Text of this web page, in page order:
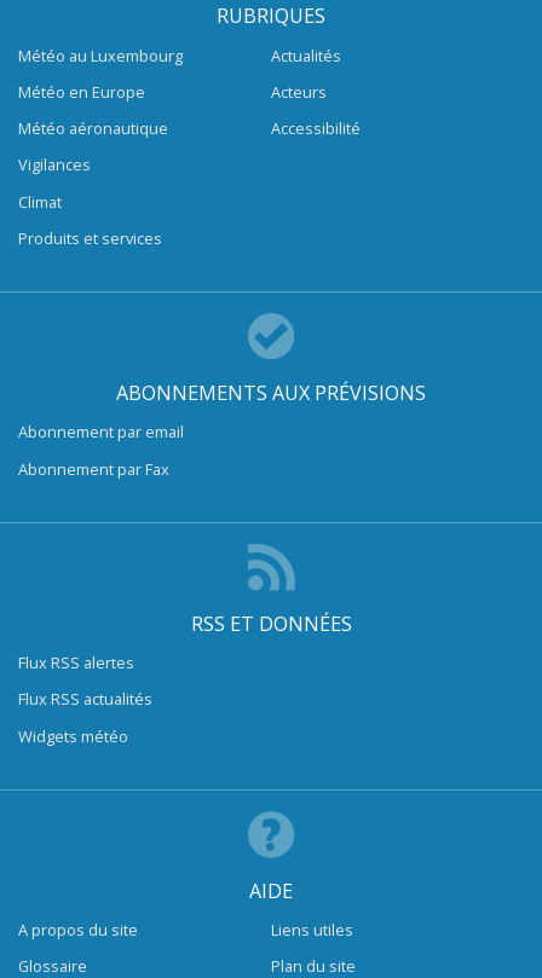
RUBRIQUES
Météo au Luxembourg
Météo en Europe
Météo aéronautique
Vigilances
Climat
Produits et services
Actualités
Acteurs
Accessibilité
ABONNEMENTS AUX PRÉVISIONS
Abonnement par email
Abonnement par Fax
RSS ET DONNÉES
Flux RSS alertes
Flux RSS actualités
Widgets météo
AIDE
A propos du site
Glossaire
Liens utiles
Plan du site